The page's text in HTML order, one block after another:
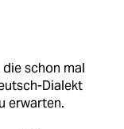
schon mal
Dialekt
erwarten.